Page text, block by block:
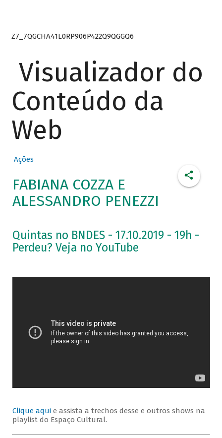
Z7_7QGCHA41L0RP906P422Q9QGGQ6
Visualizador do
Conteúdo da
Web
Ações
FABIANA COZZA E
ALESSANDRO PENEZZI
Quintas no BNDES - 17.10.2019 - 19h -
Perdeu? Veja no YouTube
Clique aquie assista a trechos desse e outros shows na
playlist do Espaço Cultural.